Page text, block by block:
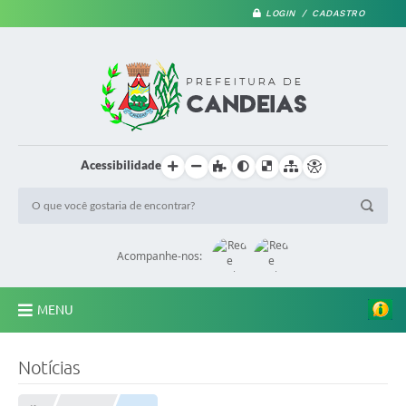
LOGIN / CADASTRO
Acessibilidade
Acompanhe-nos:
MENU
Notícias